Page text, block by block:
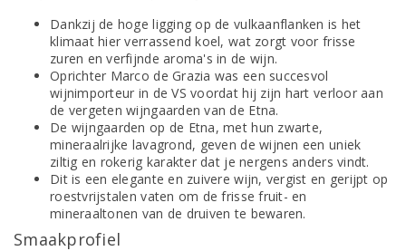
Dankzij de hoge ligging op de vulkaanflanken is het
klimaat hier verrassend koel, wat zorgt voor frisse
zuren en verfijnde aroma's in de wijn.
Oprichter Marco de Grazia was een succesvol
wijnimporteur in de VS voordat hij zijn hart verloor aan
de vergeten wijngaarden van de Etna.
De wijngaarden op de Etna, met hun zwarte,
mineraalrijke lavagrond, geven de wijnen een uniek
ziltig en rokerig karakter dat je nergens anders vindt.
Dit is een elegante en zuivere wijn, vergist en gerijpt op
roestvrijstalen vaten om de frisse fruit- en
mineraaltonen van de druiven te bewaren.
Smaakprofiel